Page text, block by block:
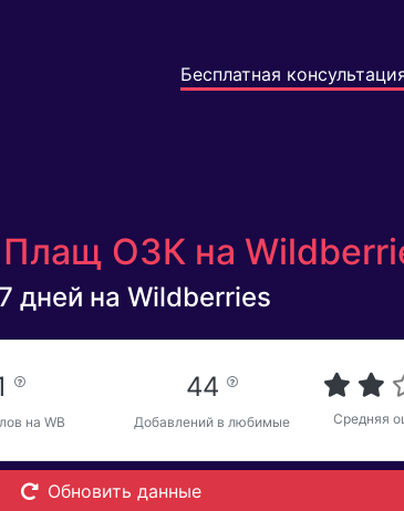
Бесплатная
ОЗК на
дней на Wildberries
на WB
44
Добавлений в любимые Средняя
Обновить данные